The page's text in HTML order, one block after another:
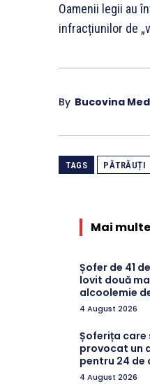
Oamenii legii au
infracțiunilor de
By Bucovina
TAGS PĂTRĂUȚI
Mai
Șofer de 41
lovit două
alcoolemie
4 August 2026
Șoferița care
provocat un
pentru 24 de
4 August 2026